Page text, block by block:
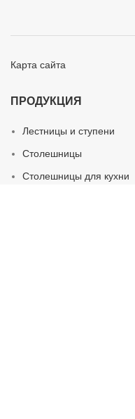
Карта сайта
ПРОДУКЦИЯ
Лестницы и ступени
Столешницы
Столешницы для кухни